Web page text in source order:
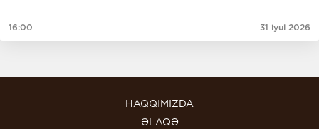
16:00 31 iyul 2026
HAQQIMIZDA
ƏLAQƏ